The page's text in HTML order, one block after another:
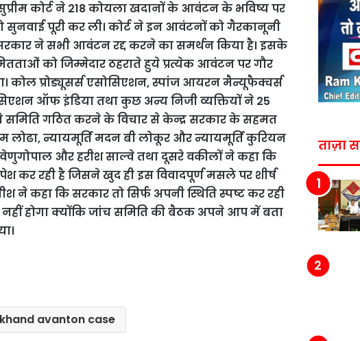
कोर्ट ने 218 कोयला खदानों के आवंटन के भविष्य पर
सुनवाई पूरी कर ली। कोर्ट ने इन आवंटनों को गैरकानूनी
ने सभी आवंटन रद्द करने का समर्थन किया है। इसके
को जिम्मेदार ठहराते हुये प्रत्येक आवंटन पर गौर
प्रोड्यूसर्स एसोसिएशन, स्पांज आयरन मैन्यूफैक्चर्स
ऑफ इंडिया तथा कुछ अन्य निजी व्यक्तियों ने 25
गठित करने के विचार से केन्द्र सरकार के सहमत
लोढा, न्यायमूर्ति मदन बी लोकूर और न्यायमूर्ति कुरियन
और हरीश साल्वे तथा दूसरे वकीलों ने कहा कि
कर रही है जिसने खुद ही इस विवादपूर्ण मसले पर शीर्ष
ने कहा कि सरकार तो सिर्फ अपनी स्थिति स्पष्ट कर रही
होगा क्योंकि जांच समिति की बैठक अपने आप में बता
avanton case
ताज़ा